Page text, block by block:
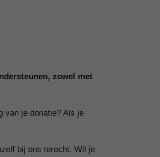
zowel met
van je donatie? Als je
bij ons terecht. Wil je